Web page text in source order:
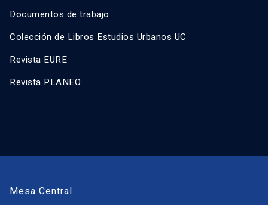
Documentos de trabajo
Colección de Libros Estudios Urbanos UC
Revista EURE
Revista PLANEO
Mesa Central